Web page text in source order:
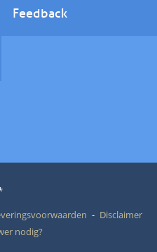
Feedback
Disclaimer
nodig?